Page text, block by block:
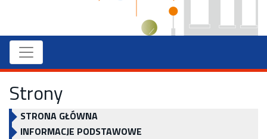
Strony
STRONA GŁÓWNA
INFORMACJE PODSTAWOWE